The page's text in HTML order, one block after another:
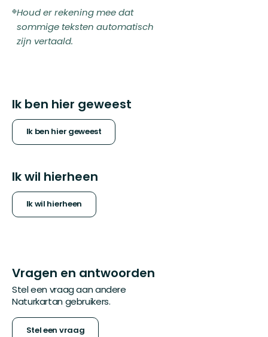
Houd er rekening mee dat
sommige teksten automatisch
zijn vertaald.
Ik ben hier geweest
Ik ben hier geweest
Ik wil hierheen
Ik wil hierheen
Vragen en antwoorden
Stel een vraag aan andere
Naturkartan gebruikers.
Stel een vraag